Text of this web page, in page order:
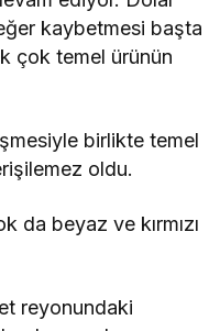
kaybetmesi başta
çok temel ürünün
birlikte temel
oldu.
da beyaz ve kırmızı
reyonundaki